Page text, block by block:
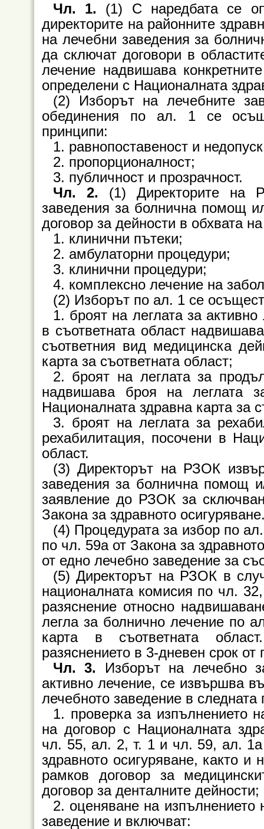
Чл. 1. (1) С наредбата се
директорите на районните
на лечебни заведения за
да сключат договори в
лечение надвишава
определени с Националната
(2) Изборът на лечебните
обединения по ал. 1 се
принципи:
1. равнопоставеност и
2. пропорционалност;
3. публичност и прозрачност.
Чл. 2. (1) Директорите на
заведения за болнична помощ
договор за дейности в обхвата
1. клинични пътеки;
2. амбулаторни процедури;
3. клинични процедури;
4. комплексно лечение на
(2) Изборът по ал. 1 се
1. броят на леглата за
в съответната област
съответния вид медицинска
карта за съответната област;
2. броят на леглата за
надвишава броя на леглата
Националната здравна карта за
3. броят на леглата за
рехабилитация, посочени в
област.
(3) Директорът на РЗОК
заведения за болнична помощ
заявление до РЗОК за
Закона за здравното
(4) Процедурата за избор по
по чл. 59а от Закона за
от едно лечебно заведение за
(5) Директорът на РЗОК в
националната комисия по чл.
разяснение относно
легла за болнично лечение по
карта в съответната
разяснението в 3-дневен срок от
Чл. 3. Изборът на лечебно
активно лечение, се извършва
лечебното заведение в следната
1. проверка за изпълнението
на договор с Националната
чл. 55, ал. 2, т. 1 и чл. 59, ал.
здравното осигуряване, както
рамков договор за
договор за денталните дейности;
2. оценяване на изпълнението
заведение и включват: